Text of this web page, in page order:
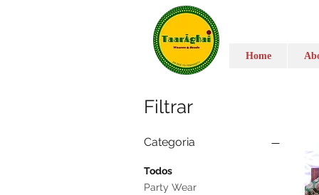
Home
Filtrar
Categoria
Todos
Party Wear